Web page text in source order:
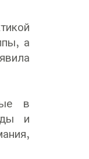
а
в
и